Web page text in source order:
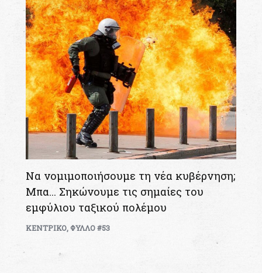
Να νομιμοποιήσουμε τη νέα κυβέρνηση;
Μπα… Σηκώνουμε τις σημαίες του
εμφύλιου ταξικού πολέμου
ΚΕΝΤΡΙΚΟ,ΦΥΛΛΟ #53